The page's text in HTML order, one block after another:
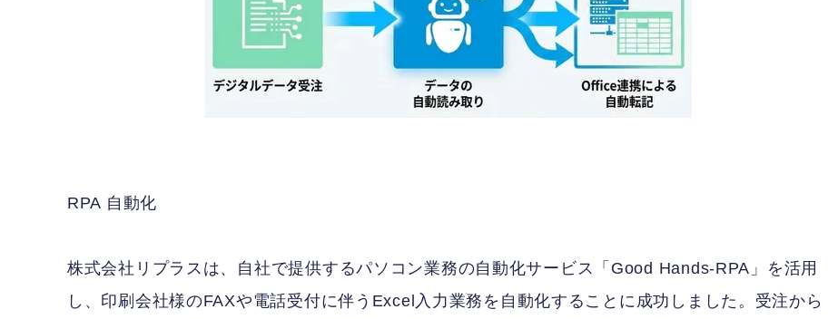
RPA 自動化
株式会社リプラスは、自社で提供するパソコン業務の自動化サービス「Good Hands-RPA」を活用
し、印刷会社様のFAXや電話受付に伴うExcel入力業務を自動化することに成功しました。受注から